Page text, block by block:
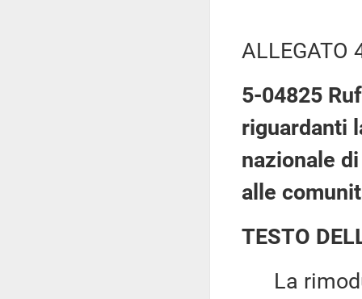
ALLEGATO
5-04825
riguardanti
nazionale
alle
TESTO
La